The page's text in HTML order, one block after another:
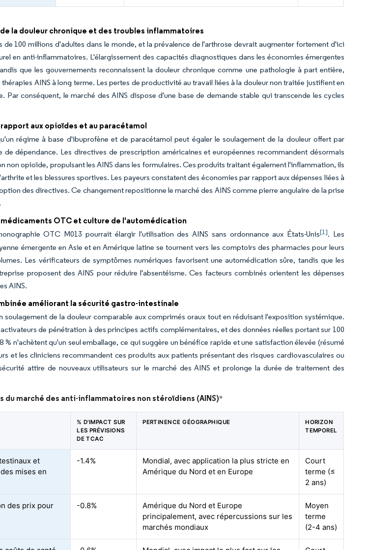
la douleur chronique et des troubles inflammatoires
de 100 millions d'adultes dans le monde, et la prévalence de l'arthrose devrait augmenter fortement d'ici
en anti-inflammatoires. L'élargissement des capacités diagnostiques dans les économies émergentes
que les gouvernements reconnaissent la douleur chronique comme une pathologie à part entière,
AINS à long terme. Les pertes de productivité au travail liées à la douleur non traitée justifient en
Par conséquent, le marché des AINS dispose d'une base de demande stable qui transcende les cycles
aux opioïdes et au paracétamol
régime à base d'ibuprofène et de paracétamol peut égaler le soulagement de la douleur offert par
de dépendance. Les directives de prescription américaines et européennes recommandent désormais
non opioïde, propulsant les AINS dans les formulaires. Ces produits traitant également l'inflammation, ils
et les blessures sportives. Les payeurs constatent des économies par rapport aux dépenses liées à
des directives. Ce changement repositionne le marché des AINS comme pierre angulaire de la prise
OTC et culture de l'automédication
OTC M013 pourrait élargir l'utilisation des AINS sans ordonnance aux États-Unis[1]. Les
émergente en Asie et en Amérique latine se tournent vers les comptoirs des pharmacies pour leurs
Les vérificateurs de symptômes numériques favorisent une automédication sûre, tandis que les
proposent des AINS pour réduire l'absentéisme. Ces facteurs combinés orientent les dépenses
AINS.
améliorant la sécurité gastro-intestinale
de la douleur comparable aux comprimés oraux tout en réduisant l'exposition systémique.
de pénétration à des principes actifs complémentaires, et des données réelles portant sur 100
% n'achètent qu'un seul emballage, ce qui suggère un bénéfice rapide et une satisfaction élevée (résumé
et les cliniciens recommandent ces produits aux patients présentant des risques cardiovasculaires ou
attire de nouveaux utilisateurs sur le marché des AINS et prolonge la durée de traitement des
du marché des anti-inflammatoires non stéroïdiens (AINS)*
% D'IMPACT SUR
LES PRÉVISIONS
DE TCAC
PERTINENCE GÉOGRAPHIQUE
HORIZON
TEMPOREL
et
mises en
-1.4%
Mondial, avec application la plus stricte en
Amérique du Nord et en Europe
Court
terme (≤
2 ans)
des prix pour
-0.8%
Amérique du Nord et Europe
principalement, avec répercussions sur les
marchés mondiaux
Moyen
terme
(2-4 ans)